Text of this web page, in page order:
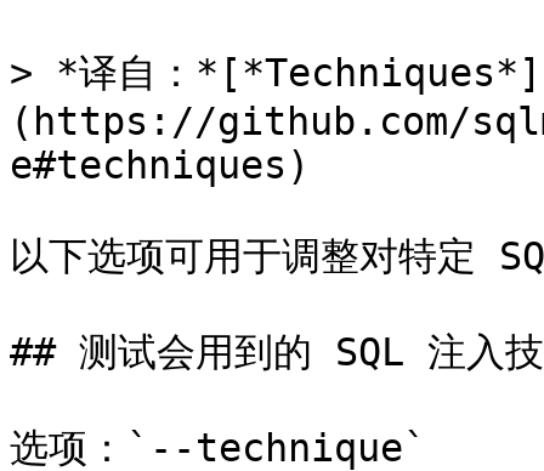
> *译自：*[*Techniques*]
(https://github.com/
e#techniques)
以下选项可用于调整对特定
## 测试会用到的 SQL 注入
选项：`--technique`